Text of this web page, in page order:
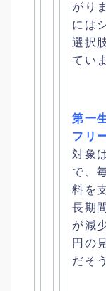
がり
には
選択
てい
第一
フリ
対象
で、
料を
長期
が減
円の
だそ